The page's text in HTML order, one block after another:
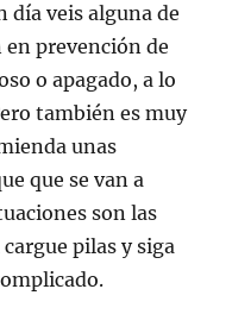
día veis alguna de
en prevención de
o apagado, a lo
también es muy
unas
que se van a
son las
pilas y siga